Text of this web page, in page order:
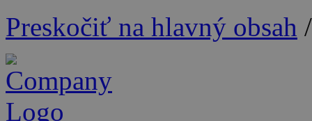
Preskočiť na hlavný obsah